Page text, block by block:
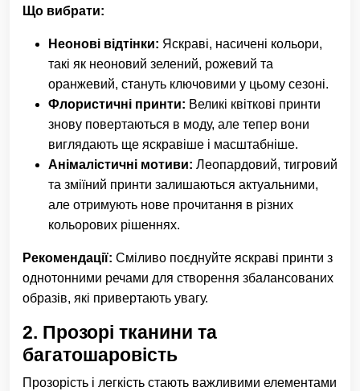
Що вибрати:
Неонові відтінки: Яскраві, насичені кольори,
такі як неоновий зелений, рожевий та
оранжевий, стануть ключовими у цьому сезоні.
Флористичні принти: Великі квіткові принти
знову повертаються в моду, але тепер вони
виглядають ще яскравіше і масштабніше.
Анімалістичні мотиви: Леопардовий, тигровий
та зміїний принти залишаються актуальними,
але отримують нове прочитання в різних
кольорових рішеннях.
Рекомендації: Сміливо поєднуйте яскраві принти з
однотонними речами для створення збалансованих
образів, які привертають увагу.
2. Прозорі тканини та
багатошаровість
Прозорість і легкість стають важливими елементами